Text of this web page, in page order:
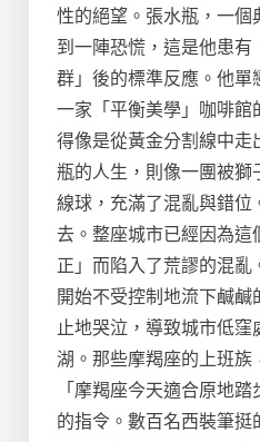
性的絕望。張水瓶，一
到一陣恐慌，這是他患
群」後的標準反應。他單
一家「平衡美學」咖啡
得像是從黃金分割線中
瓶的人生，則像一團被
線球，充滿了混亂與錯位
去。整座城市已經因為
正」而陷入了荒謬的混亂
開始不受控制地流下鹹
止地哭泣，導致城市低窪
湖。那些摩羯座的上班族
「摩羯座今天適合原地踏
的指令。數百名西裝筆